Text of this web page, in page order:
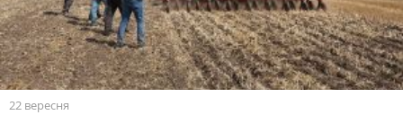
22 вересня